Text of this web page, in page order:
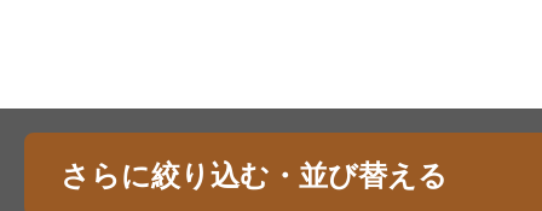
さらに絞り込む・並び替える